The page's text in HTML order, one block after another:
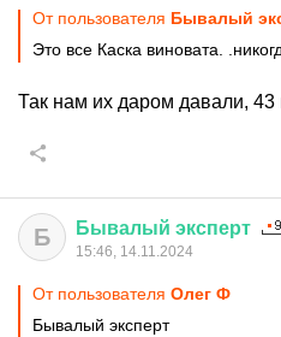
От пользователя Бывалый
Это все Каска виновата.
Так нам их даром давали, 43
Б Бывалый эксперт
15:46, 14.11.2024
От пользователя Олег Ф
Бывалый эксперт